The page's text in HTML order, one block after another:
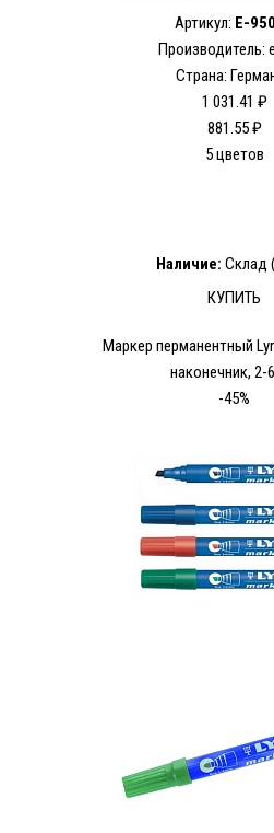
Артикул: E-
Производитель:
Страна:
1 031.41 ₽
881.55 ₽
5 цветов
Наличие: Склад
КУПИТЬ
Маркер перманентный
наконечник, 2-
-45%